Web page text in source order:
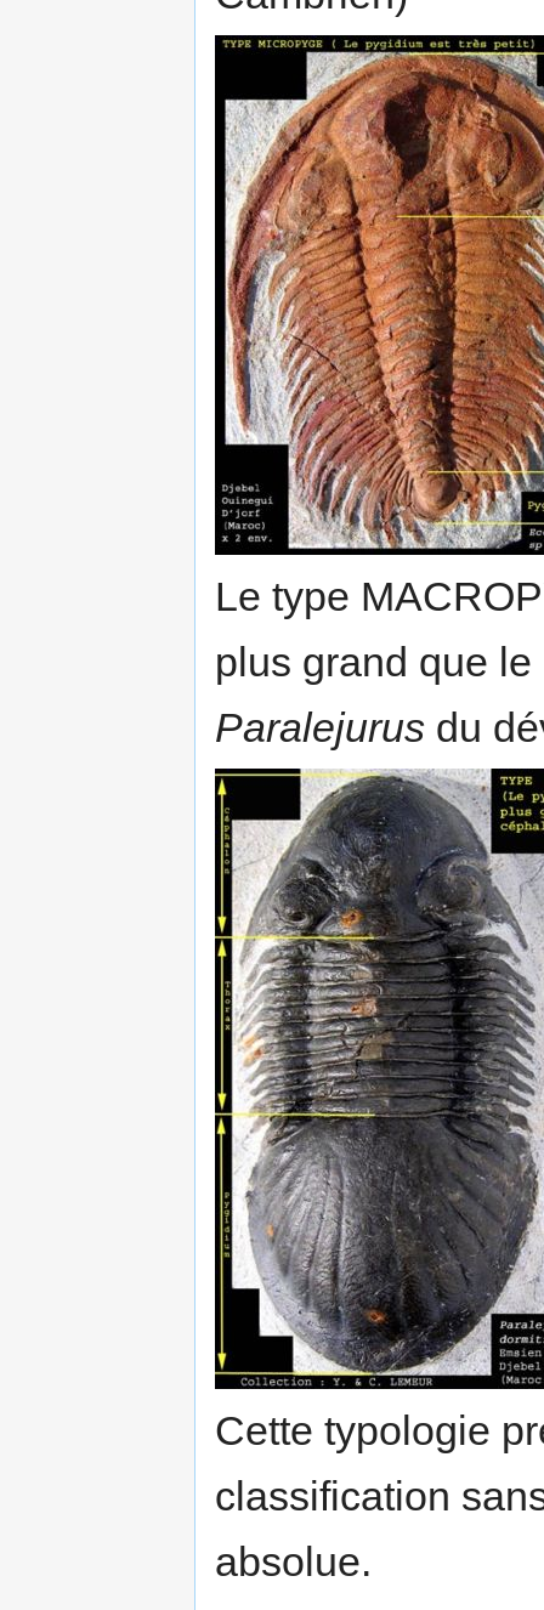
Le type
plus grand que
Paralejurus du
Cette typologie
classification
absolue.